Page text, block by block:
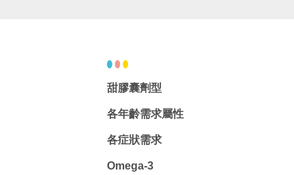
甜膠囊劑型
各年齡需求屬性
各症狀需求
Omega-3